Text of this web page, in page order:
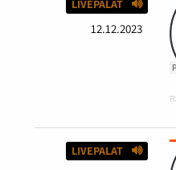
LIVEPALAT
12.12.2023
LIVEPALAT